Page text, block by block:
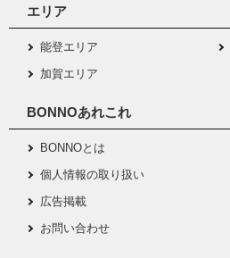
エリア
能登エリア
加賀エリア
BONNOあれこれ
BONNOとは
個人情報の取り扱い
広告掲載
お問い合わせ